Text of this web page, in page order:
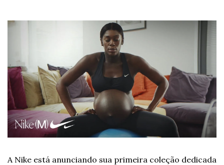
A Nike está anunciando sua primeira coleção dedicada